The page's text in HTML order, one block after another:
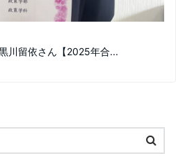
川留依さん【2025年合...